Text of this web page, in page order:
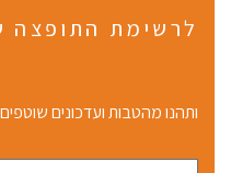
לרשימת התופצה
ותהנו מהטבות ועדכונים שוטפים